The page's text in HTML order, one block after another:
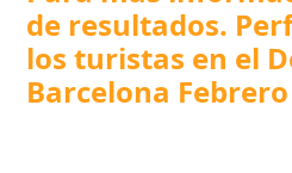
de resultados.
los turistas en el
Barcelona